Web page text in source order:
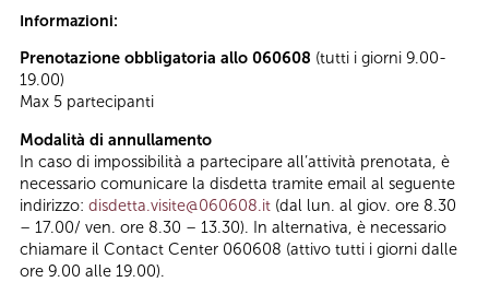
Informazioni:
Prenotazione obbligatoria allo 060608 (tutti i giorni 9.00-
19.00)
Max 5 partecipanti
Modalità di annullamento
In caso di impossibilità a partecipare all’attività prenotata, è
necessario comunicare la disdetta tramite email al seguente
indirizzo: disdetta.visite@060608.it (dal lun. al giov. ore 8.30
– 17.00/ ven. ore 8.30 – 13.30). In alternativa, è necessario
chiamare il Contact Center 060608 (attivo tutti i giorni dalle
ore 9.00 alle 19.00).